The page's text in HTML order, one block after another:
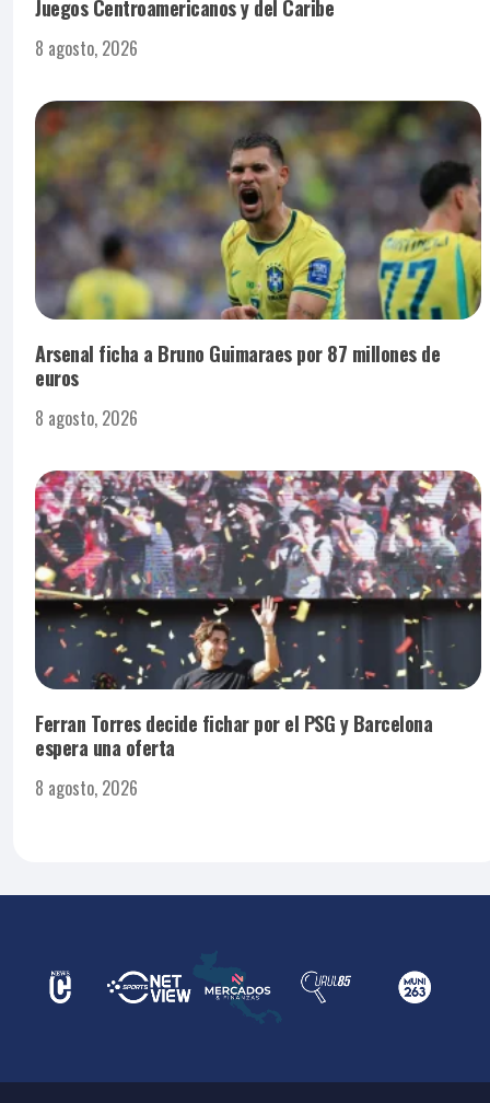
Juegos Centroamericanos y del Caribe
8 agosto, 2026
Arsenal ficha a Bruno Guimaraes por 87 millones de
euros
8 agosto, 2026
Ferran Torres decide fichar por el PSG y Barcelona
espera una oferta
8 agosto, 2026